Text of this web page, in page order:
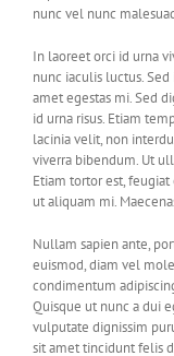
nunc vel nunc
In laoreet orci id urna
nunc iaculis luctus.
amet egestas mi. Sed
id urna risus. Etiam
lacinia velit, non
viverra bibendum. Ut
Etiam tortor est,
ut aliquam mi.
Nullam sapien ante,
euismod, diam vel
condimentum
Quisque ut nunc a dui
vulputate dignissim
sit amet tincidunt felis